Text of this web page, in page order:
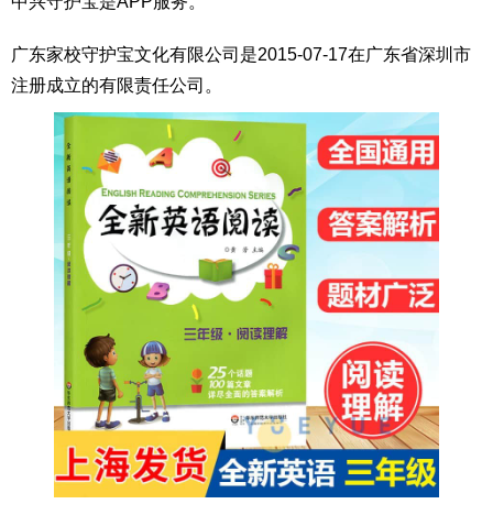
广东家校守护宝文化有限公司是2015-07-17在广东省深圳市
注册成立的有限责任公司。